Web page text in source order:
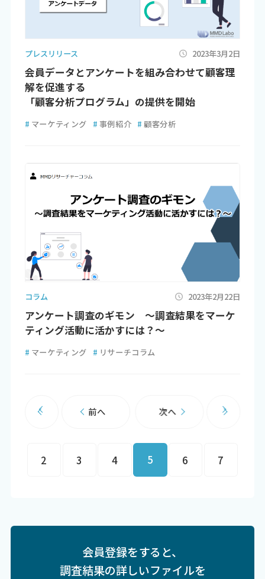
プレスリリース 2023年3月2日
会員データとアンケートを組み合わせて顧客理
解を促進する
「顧客分析プログラム」の提供を開始
# マーケティング # 事例紹介 # 顧客分析
コラム 2023年2月22日
アンケート調査のギモン ～調査結果をマーケ
ティング活動に活かすには？～
# マーケティング # リサーチコラム
前へ
2 3 4 5 6 7
次へ
会員登録をすると、
調査結果の詳しいファイルを